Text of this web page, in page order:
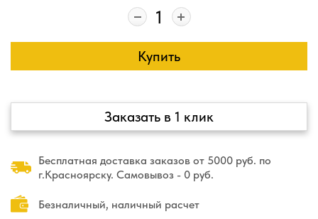
Купить
Заказать в 1 клик
Бесплатная доставка заказов от 5000 руб. по
г.Красноярску. Самовывоз - 0 руб.
Безналичный, наличный расчет